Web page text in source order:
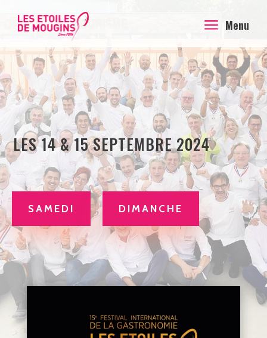
a Menu
LES 14 & 15 SEPTEMBRE 2024
SAMEDI DIMANCHE